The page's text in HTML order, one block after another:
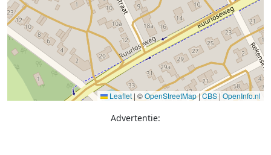
Leaflet | ©OpenStreetMap|CBS | OpenInfo.nl
Advertentie: